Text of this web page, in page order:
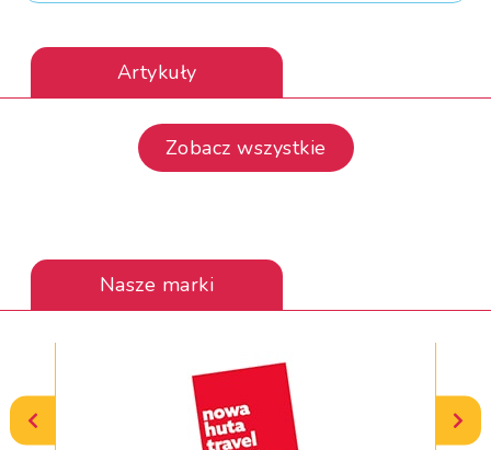
Artykuły
Zobacz wszystkie
Nasze marki